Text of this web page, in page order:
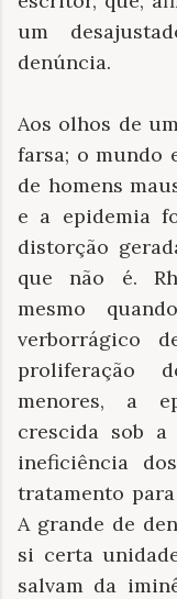
um
denúncia.
Aos olhos de
farsa; o mundo
de homens
e a epidemia
distorção
que não é.
mesmo
verborrágico
proliferação
menores, a
crescida sob a
ineficiência
tratamento
A grande de
si certa
salvam da